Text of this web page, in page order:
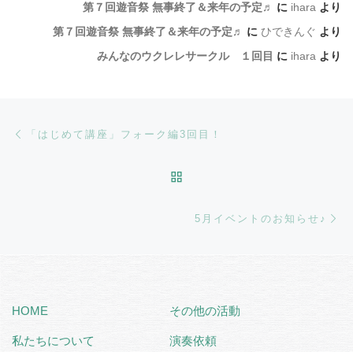
第７回遊音祭 無事終了＆来年の予定♬
に ihara より
第７回遊音祭 無事終了＆来年の予定♬
に ひできんぐ より
みんなのウクレレサークル １回目 に ihara より
「はじめて講座」フォーク編3回目！
5月イベントのお知らせ♪
HOME
私たちについて
その他の活動
演奏依頼